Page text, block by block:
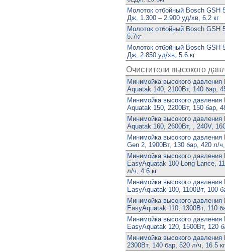
Молоток отбойный Bosch GSH
Дж, 1.300 – 2.900 уд/хв, 6.2 кг
Молоток отбойный Bosch GSH
5.7кг
Молоток отбойный Bosch GSH
Дж, 2.850 уд/хв, 5.6 кг
Очистители высокого
Минимойка высокого давления
Aquatak 140, 2100Вт, 140 бар,
Минимойка высокого давления
Aquatak 150, 2200Вт, 150 бар,
Минимойка высокого давления
Aquatak 160, 2600Вт, , 240V,
Минимойка высокого давления
Gen 2, 1900Вт, 130 бар, 420 л/ч,
Минимойка высокого давления
EasyAquatak 100 Long Lance,
л/ч, 4.6 кг
Минимойка высокого давления
EasyAquatak 100, 1100Вт, 100
Минимойка высокого давления
EasyAquatak 110, 1300Вт, 110
Минимойка высокого давления
EasyAquatak 120, 1500Вт, 120
Минимойка высокого
2300Вт, 140 бар, 520 л/ч, 16.5 кг